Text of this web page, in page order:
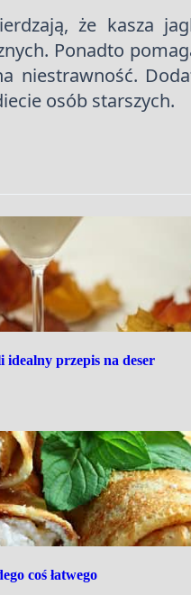
że kasza
Ponadto
niestrawność.
osób starszych.
idealny przepis na deser
coś łatwego